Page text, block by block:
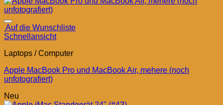
Auf die Wunschliste
Schnellansicht
Laptops / Computer
Apple MacBook Pro und MacBook Air, mehere (noch
unfotografiert)
Neu